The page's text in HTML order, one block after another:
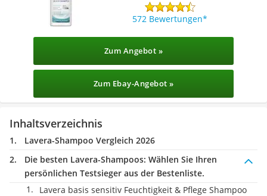
572 Bewertungen
Zum Angebot »
Zum Ebay-Angebot »
Inhaltsverzeichnis
Lavera-Shampoo Vergleich 2026
Die besten Lavera-Shampoos: Wählen Sie Ihren
persönlichen Testsieger aus der Bestenliste.
Lavera basis sensitiv Feuchtigkeit & Pflege Shampoo